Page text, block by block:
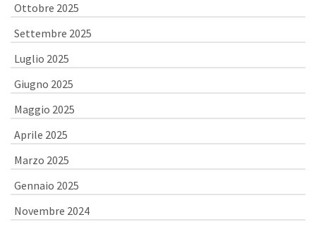
Ottobre 2025
Settembre 2025
Luglio 2025
Giugno 2025
Maggio 2025
Aprile 2025
Marzo 2025
Gennaio 2025
Novembre 2024